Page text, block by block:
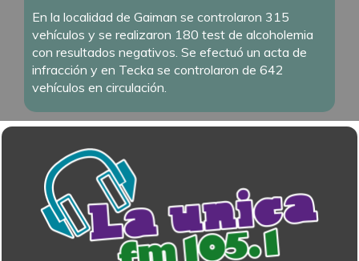
En la localidad de Gaiman se controlaron 315
vehículos y se realizaron 180 test de alcoholemia
con resultados negativos. Se efectuó un acta de
infracción y en Tecka se controlaron de 642
vehículos en circulación.